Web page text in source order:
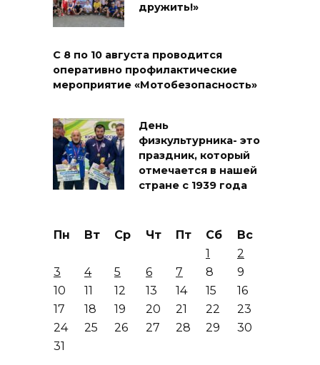
дружить!»
С 8 по 10 августа проводится
оперативно профилактические
мероприятие «Мотобезопасность»
День
физкультурника- это
праздник, который
отмечается в нашей
стране с 1939 года
Пн Вт Ср Чт Пт Сб
Вс
1
2
3
4 5 6 7 8
9
10
11 12 13 14 15
16
17
18 19 20 21 22
23
24
25 26 27 28 29
30
31